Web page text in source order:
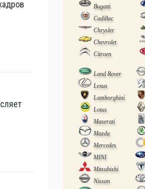
Bugatti
Cadillac
Chrysler
Chevrolet
Citroen
Land Rover
Lexus
Lamborghini
Lotus
Maserati
Mazda
Mercedes
MINI
Mitsubishi
Nissan